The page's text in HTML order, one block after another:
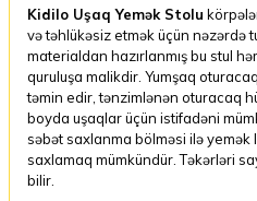
Kidilo Uşaq Yemək Stolu
və təhlükəsiz etmək üçün nəzərdə
materialdan hazırlanmış bu stul
quruluşa malikdir. Yumşaq
təmin edir, tənzimlənən oturacaq
boyda uşaqlar üçün istifadəni
səbət saxlanma bölməsi ilə yemək
saxlamaq mümkündür. Təkərləri
bilir.